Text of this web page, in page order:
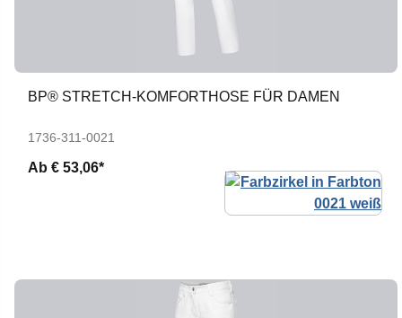
BP® STRETCH-KOMFORTHOSE FÜR DAMEN
1736-311-0021
Ab € 53,06*